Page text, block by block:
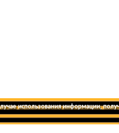
использования информации,